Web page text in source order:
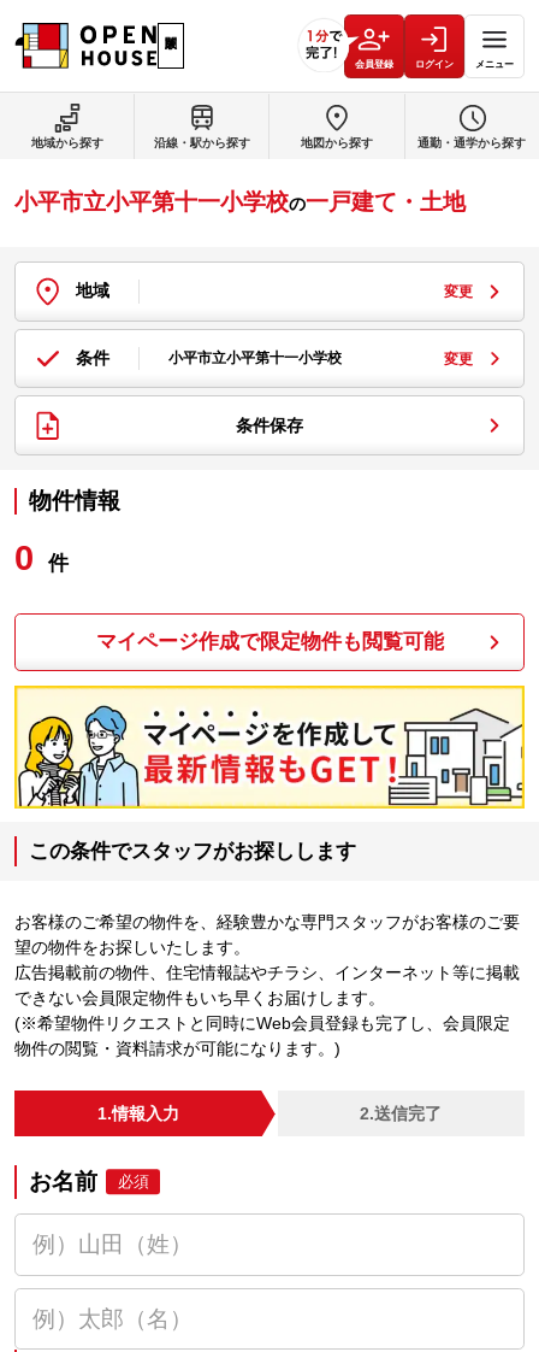
会員登録 ログイン メニュー
小平市立小平第十一小学校の一戸建て・土地
地域 変更
条件 小平市立小平第十一小学校 変更
条件保存
物件情報
0 件
マイページ作成で限定物件も閲覧可能
この条件でスタッフがお探しします
お客様のご希望の物件を、経験豊かな専門スタッフがお客様のご要
望の物件をお探しいたします。
広告掲載前の物件、住宅情報誌やチラシ、インターネット等に掲載
できない会員限定物件もいち早くお届けします。
(※希望物件リクエストと同時にWeb会員登録も完了し、会員限定
物件の閲覧・資料請求が可能になります。)
1.情報入力 2.送信完了
お名前 必須
地域から探す 沿線・駅から探す 地図から探す 通勤・通学から探す